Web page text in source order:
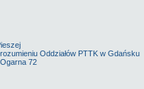
Oddziałów PTTK w Gdańsku
72